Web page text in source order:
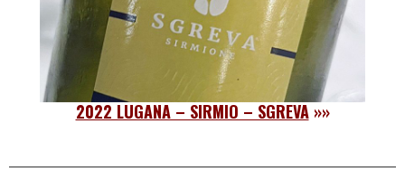
2022 LUGANA – SIRMIO – SGREVA»»